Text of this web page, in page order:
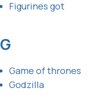
Figurines got
G
Game of thrones
Godzilla